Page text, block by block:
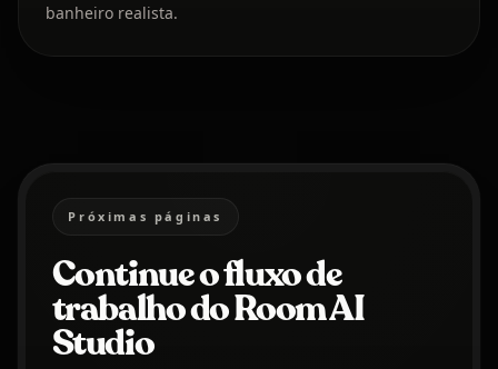
banheiro realista.
Próximas páginas
Continue o fluxo de
trabalho do Room AI
Studio